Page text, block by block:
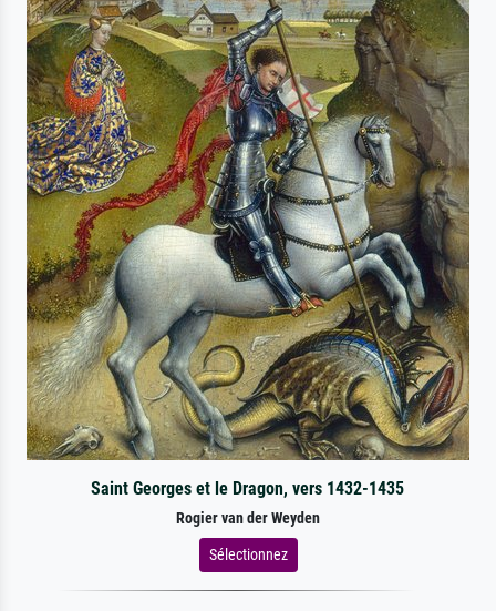
Saint Georges et le Dragon, vers 1432-1435
Rogier van der Weyden
Sélectionnez